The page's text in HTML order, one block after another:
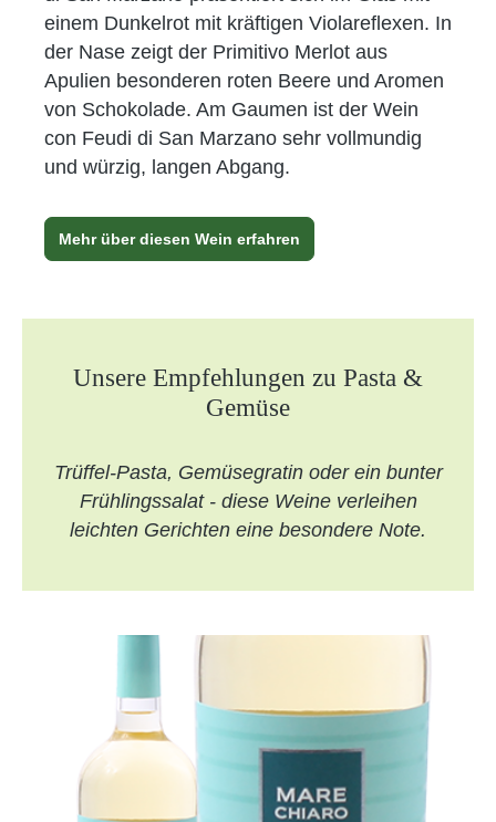
einem Dunkelrot mit kräftigen Violareflexen. In
der Nase zeigt der Primitivo Merlot aus
Apulien besonderen roten Beere und Aromen
von Schokolade. Am Gaumen ist der Wein
con Feudi di San Marzano sehr vollmundig
und würzig, langen Abgang.
Mehr über diesen Wein erfahren
Unsere Empfehlungen zu Pasta &
Gemüse
Trüffel-Pasta, Gemüsegratin oder ein bunter
Frühlingssalat - diese Weine verleihen
leichten Gerichten eine besondere Note.